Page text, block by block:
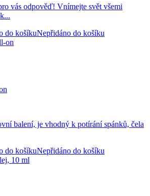
vás odpověď! Vnímejte svět všemi
do košíkuNepřidáno do košíku
balení, je vhodný k potírání spánků, čela
do košíkuNepřidáno do košíku